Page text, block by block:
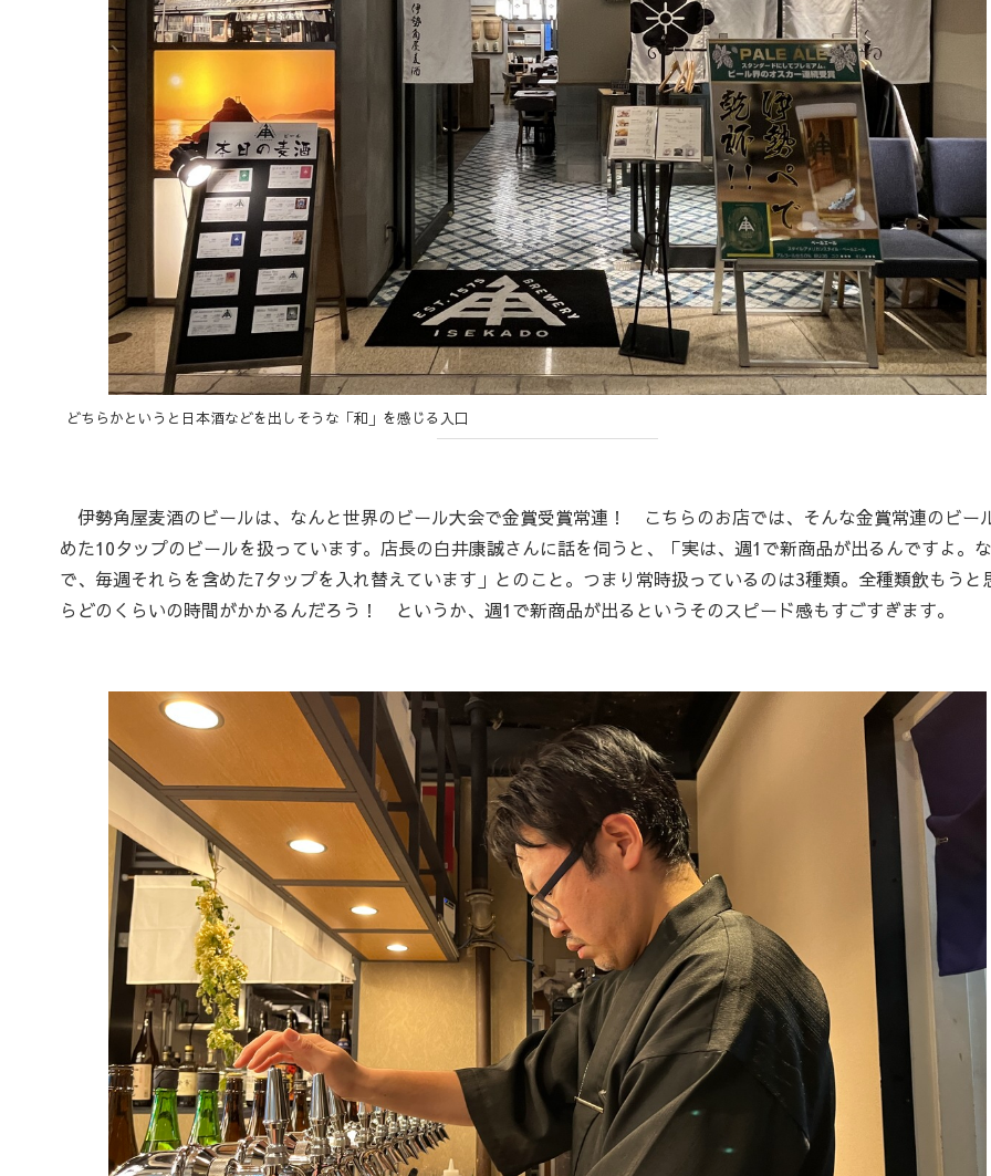
どちらかというと日本酒などを出しそうな「和」を感じる入口
伊勢角屋麦酒のビールは、なんと世界のビール大会で金賞受賞常連！ こちらのお店では、そんな金賞常連のビー
めた10タップのビールを扱っています。店長の白井康誠さんに話を伺うと、「実は、週1で新商品が出るんですよ。
で、毎週それらを含めた7タップを入れ替えています」とのこと。つまり常時扱っているのは3種類。全種類飲もうと
らどのくらいの時間がかかるんだろう！ というか、週1で新商品が出るというそのスピード感もすごすぎます。